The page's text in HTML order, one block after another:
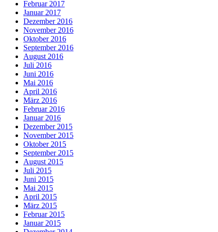
Februar 2017
Januar 2017
Dezember 2016
November 2016
Oktober 2016
September 2016
August 2016
Juli 2016
Juni 2016
Mai 2016
April 2016
März 2016
Februar 2016
Januar 2016
Dezember 2015
November 2015
Oktober 2015
September 2015
August 2015
Juli 2015
Juni 2015
Mai 2015
April 2015
März 2015
Februar 2015
Januar 2015